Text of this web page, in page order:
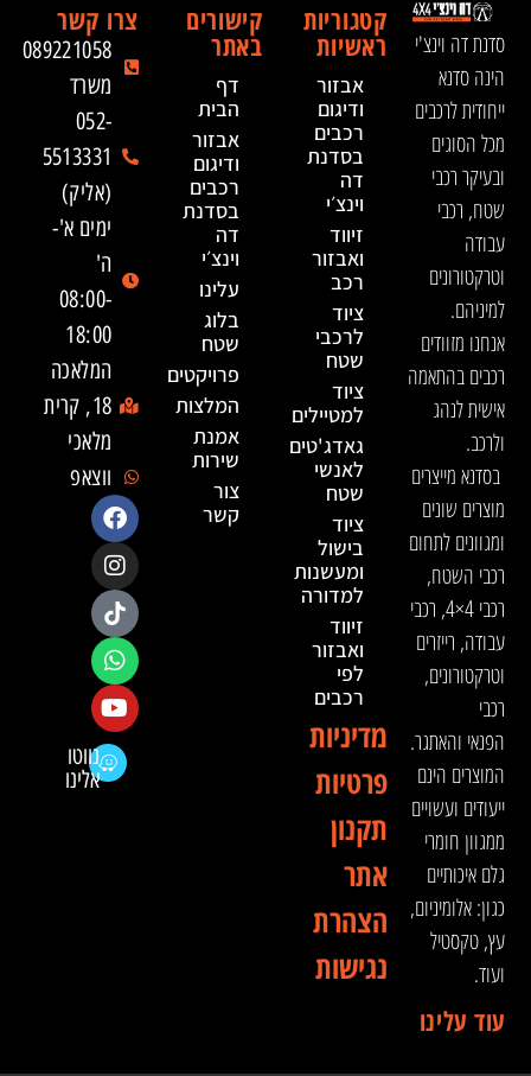
סדנת דה וינצ'י
הינה סדנא
ייחודית לרכבים
מכל הסוגים
ובעיקר רכבי
שטח, רכבי
עבודה
וטרקטורונים
למיניהם.
אנחנו מזוודים
רכבים בהתאמה
אישית לנהג
ולרכב.
בסדנא מייצרים
מוצרים שונים
ומגוונים לתחום
רכבי השטח,
רכבי 4×4, רכבי
עבודה, רייזרים
וטרקטורונים,
רכבי
הפנאי והאתגר.
המוצרים הינם
ייעודים ועשויים
ממגוון חומרי
גלם איכותיים
כגון: אלומיניום,
עץ, טקסטיל
ועוד.
עוד עלינו
קטגוריות
ראשיות
אבזור
ודיגום
רכבים
בסדנת
דה
וינצ׳י
זיווד
ואבזור
רכב
ציוד
לרכבי
שטח
ציוד
למטיילים
גאדג'טים
לאנשי
שטח
ציוד
בישול
ומעשנות
למדורה
זיווד
ואבזור
לפי
רכבים
מדיניות
פרטיות
תקנון
אתר
הצהרת
נגישות
קישורים
באתר
דף
הבית
אבזור
ודיגום
רכבים
בסדנת
דה
וינצ׳י
עלינו
בלוג
שטח
פרויקטים
המלצות
אמנת
שירות
צור
קשר
צרו קשר
089221058
משרד
052-
5513331
(אליק)
ימים א'-
ה'
08:00-
18:00
המלאכה
18, קרית
מלאכי
ווצאפ
נווטו
אלינו